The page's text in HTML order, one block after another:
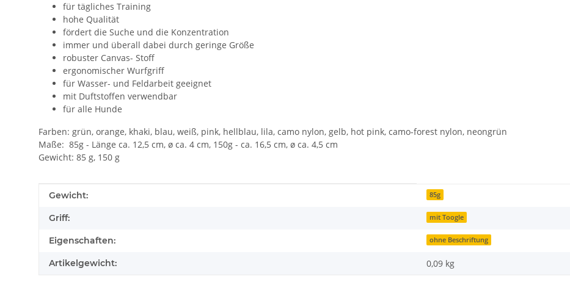
für tägliches Training
hohe Qualität
fördert die Suche und die Konzentration
immer und überall dabei durch geringe Größe
robuster Canvas- Stoff
ergonomischer Wurfgriff
für Wasser- und Feldarbeit geeignet
mit Duftstoffen verwendbar
für alle Hunde
Farben: grün, orange, khaki, blau, weiß, pink, hellblau, lila, camo nylon, gelb, hot pink, camo-forest nylon, neongrün
Maße: 85g - Länge ca. 12,5 cm, ø ca. 4 cm, 150g - ca. 16,5 cm, ø ca. 4,5 cm
Gewicht: 85 g, 150 g
Produkteigenschaft
Wert
Gewicht: 85g
Griff: mit Toogle
Eigenschaften: ohne Beschriftung
Artikelgewicht: 0,09 kg